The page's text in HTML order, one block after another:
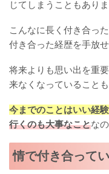
じてしまうこともありま
こんなに長く付き合っ
付き合った経歴を手放
将来よりも思い出を重
来なくなっていることも
今までのことはいい経
行くのも大事なことな
情で付き合って